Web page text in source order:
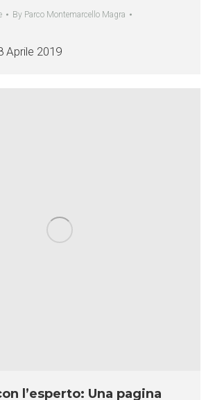
testo
By Parco Montemarcello Magra
Aprile 2019
l’esperto: Una pagina